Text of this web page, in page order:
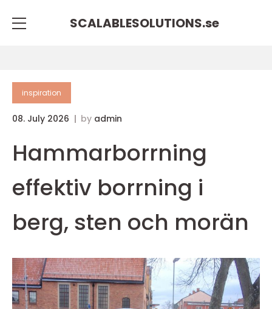
SCALABLESOLUTIONS.se
inspiration
08. July 2026 by admin
Hammarborrning
effektiv borrning i
berg, sten och morän